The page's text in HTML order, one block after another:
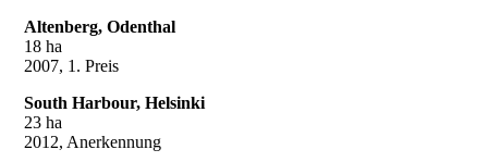
Altenberg, Odenthal
18 ha
2007, 1. Preis
South Harbour, Helsinki
23 ha
2012, Anerkennung